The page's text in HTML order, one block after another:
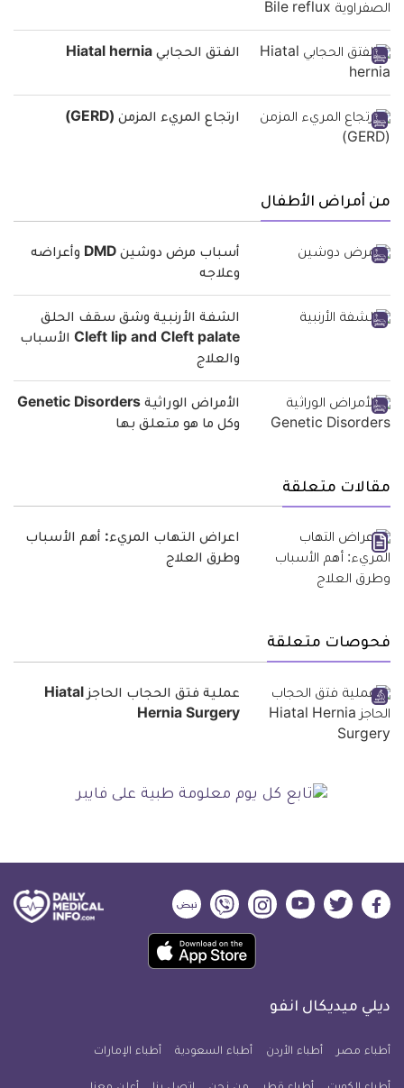
الفتق الحجابي Hiatal hernia
ارتجاع المريء المزمن (GERD)
من أمراض الأطفال
أسباب مرض دوشين DMD وأعراضه
وعلاجه
الشفة الأرنبية وشق سقف الحلق
Cleft lip and Cleft palate الأسباب
والعلاج
الأمراض الوراثية Genetic Disorders
وكل ما هو متعلق بها
مقالات متعلقة
اعراض التهاب المريء: أهم الأسباب
وطرق العلاج
فحوصات متعلقة
عملية فتق الحجاب الحاجز Hiatal
Hernia Surgery
ديلي
فيسبوك
ديلي
تويتر
ديلي
ميديكال
يوتيوب
ديلي
ميديكال
انفو
ديلي
ميديكال
انفو
ديلي
ميديكال
انفو
حمل
تطبيق
معلومة
ديلي ميديكال انفو
أطباء مصر أطباء الأردن أطباء السعودية أطباء الإمارات